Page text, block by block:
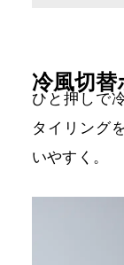
冷風切
ひと押しで
タイリング
いやすく。